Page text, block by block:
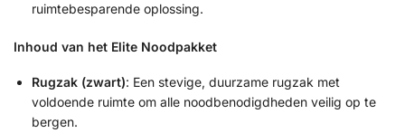
ruimtebesparende oplossing.
Inhoud van het Elite Noodpakket
Rugzak (zwart): Een stevige, duurzame rugzak met
voldoende ruimte om alle noodbenodigdheden veilig op te
bergen.